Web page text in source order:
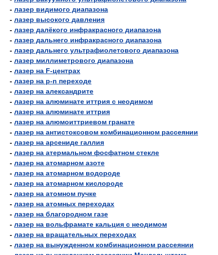
- лазер видимого диапазона
- лазер высокого давления
- лазер далёкого инфракрасного диапазона
- лазер дальнего инфракрасного диапазона
- лазер дальнего ультрафиолетового диапазона
- лазер миллиметрового диапазона
- лазер на F-центрах
- лазер на p-n переходе
- лазер на александрите
- лазер на алюминате иттрия с неодимом
- лазер на алюминате иттрия
- лазер на алюмоиттриевом гранате
- лазер на антистоксовом комбинационном рассеянии
- лазер на арсениде галлия
- лазер на атермальном фосфатном стекле
- лазер на атомарном азоте
- лазер на атомарном водороде
- лазер на атомарном кислороде
- лазер на атомном пучке
- лазер на атомных переходах
- лазер на благородном газе
- лазер на вольфрамате кальция с неодимом
- лазер на вращательных переходах
- лазер на вынужденном комбинационном рассеянии